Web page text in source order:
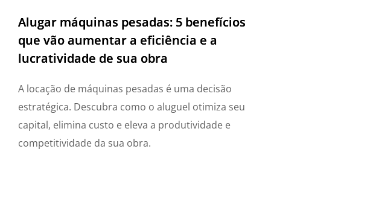
Alugar máquinas pesadas: 5 benefícios
que vão aumentar a eficiência e a
lucratividade de sua obra
A locação de máquinas pesadas é uma decisão
estratégica. Descubra como o aluguel otimiza seu
capital, elimina custo e eleva a produtividade e
competitividade da sua obra.